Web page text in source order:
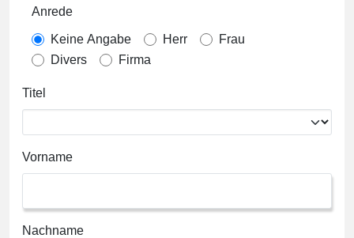
Anrede
Keine Angabe Herr
Frau
Divers
Firma
Titel
Vorname
Nachname